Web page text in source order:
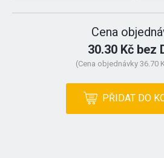
Cena
30.30 Kč bez
(Cena objednávky 36.70
PŘIDAT DO